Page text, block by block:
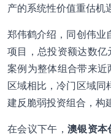
产的系统性价值重估机
郑伟鹤介绍，同创伟业
项目，总投资额达数
案例为整体组合带来
区域相比，冷门区域同
建反脆弱投资组合，构
在会议下午， 澳银资本